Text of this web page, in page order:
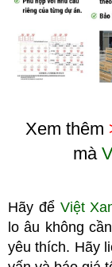
Xem thêm
mà
Hãy để Việt
lo âu không cầ
yêu thích. Hãy